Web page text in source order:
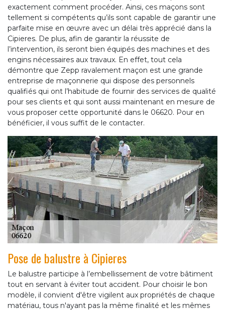
exactement comment procéder. Ainsi, ces maçons sont
tellement si compétents qu’ils sont capable de garantir une
parfaite mise en œuvre avec un délai très apprécié dans la
Cipieres. De plus, afin de garantir la réussite de
l’intervention, ils seront bien équipés des machines et des
engins nécessaires aux travaux. En effet, tout cela
démontre que Zepp ravalement maçon est une grande
entreprise de maçonnerie qui dispose des personnels
qualifiés qui ont l’habitude de fournir des services de qualité
pour ses clients et qui sont aussi maintenant en mesure de
vous proposer cette opportunité dans le 06620. Pour en
bénéficier, il vous suffit de le contacter.
Pose de balustre à Cipieres
Le balustre participe à l’embellissement de votre bâtiment
tout en servant à éviter tout accident. Pour choisir le bon
modèle, il convient d'être vigilent aux propriétés de chaque
matériau, tous n'ayant pas la même finalité et les mêmes